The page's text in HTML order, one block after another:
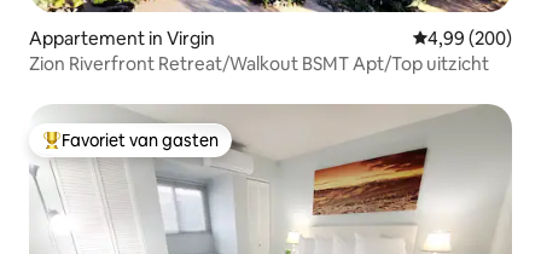
Appartement in Virgin Gemiddelde
4,99 (200)
Zion Riverfront Retreat/Walkout BSMT Apt/Top uitzicht
Topfavoriet van gasten
Favoriet van gasten